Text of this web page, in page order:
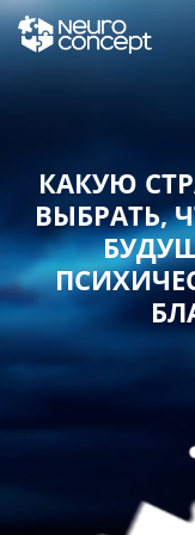
КАКУЮ
ВЫБРАТЬ,